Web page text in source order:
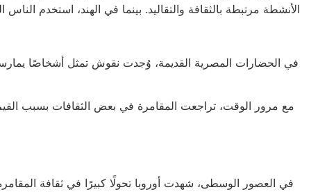
الأنشطة مرتبطة بالثقافة والتقاليد. بينما في الهند، استخدم
في الحضارات المصرية القديمة، وُجدت نقوش تمثل أشخاصًا
مع مرور الوقت، تراجعت المقامرة في بعض الثقافات بسبب
في العصور الوسطى، شهدت أوروبا تحولًا كبيرًا في ثقافة